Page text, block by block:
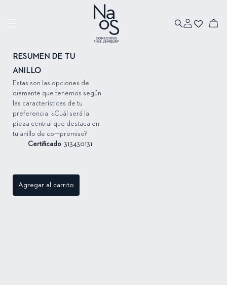
sesión
Carrito
RESUMEN DE TU
ANILLO
Estas son las opciones de
diamante que tenemos según
las características de tu
preferencia. ¿Cuál será la
pieza central que destaca en
tu anillo de compromiso?
Certificado313430131
Agregar al carrito